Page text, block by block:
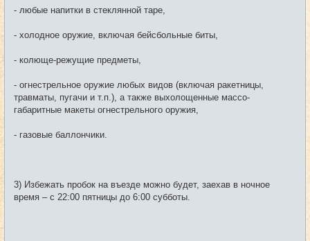
- любые напитки в стеклянной таре,
- холодное оружие, включая бейсбольные биты,
- колюще-режущие предметы,
- огнестрельное оружие любых видов (включая ракетницы,
травматы, пугачи и т.п.), а также выхолощенные массо-
габаритные макеты огнестрельного оружия,
- газовые баллончики.
3) Избежать пробок на въезде можно будет, заехав в ночное
время – с 22:00 пятницы до 6:00 субботы.